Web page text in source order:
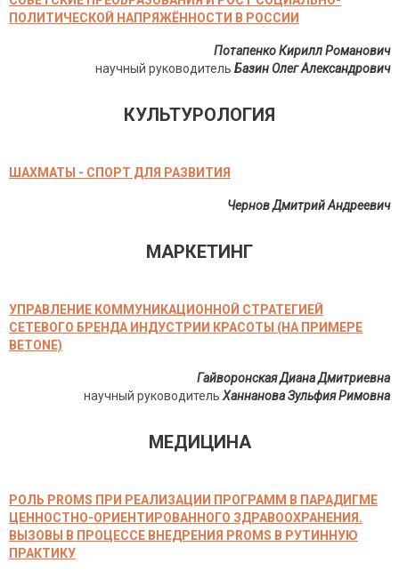
ПОЛИТИЧЕСКОЙ НАПРЯЖЁННОСТИ В РОССИИ
Потапенко Кирилл Романович
научный руководитель Базин Олег Александрович
КУЛЬТУРОЛОГИЯ
ШАХМАТЫ - СПОРТ ДЛЯ РАЗВИТИЯ
Чернов Дмитрий Андреевич
МАРКЕТИНГ
УПРАВЛЕНИЕ КОММУНИКАЦИОННОЙ СТРАТЕГИЕЙ
СЕТЕВОГО БРЕНДА ИНДУСТРИИ КРАСОТЫ (НА ПРИМЕРЕ
BETONE)
Гайворонская Диана Дмитриевна
научный руководитель Ханнанова Зульфия Римовна
МЕДИЦИНА
РОЛЬ PROMS ПРИ РЕАЛИЗАЦИИ ПРОГРАММ В ПАРАДИГМЕ
ЦЕННОСТНО-ОРИЕНТИРОВАННОГО ЗДРАВООХРАНЕНИЯ.
ВЫЗОВЫ В ПРОЦЕССЕ ВНЕДРЕНИЯ PROMS В РУТИННУЮ
ПРАКТИКУ